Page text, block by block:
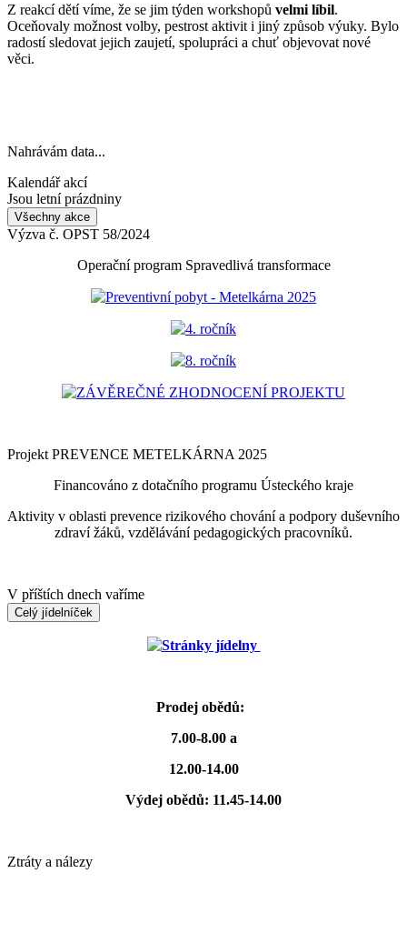
Z reakcí dětí víme, že se jim týden workshopů velmi líbil.
Oceňovaly možnost volby, pestrost aktivit i jiný způsob výuky. Bylo
radostí sledovat jejich zaujetí, spolupráci a chuť objevovat nové
věci.
Nahrávám data...
Kalendář akcí
Jsou letní prázdniny
Všechny akce
Výzva č. OPST 58/2024
Operační program Spravedlivá transformace
Preventivní pobyt - Metelkárna 2025
4. ročník
8. ročník
ZÁVĚREČNÉ ZHODNOCENÍ PROJEKTU
Projekt PREVENCE METELKÁRNA 2025
Financováno z dotačního programu Ústeckého kraje
Aktivity v oblasti prevence rizikového chování a podpory duševního
zdraví žáků, vzdělávání pedagogických pracovníků.
V příštích dnech vaříme
Celý jídelníček
Stránky jídelny
Prodej obědů:
7.00-8.00 a
12.00-14.00
Výdej obědů: 11.45-14.00
Ztráty a nálezy